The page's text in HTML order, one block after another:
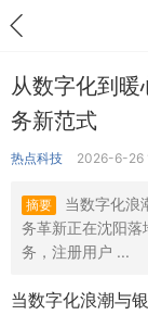
从数字化到暖
务新范式
热点科技 2026-6-26
摘要
当数字化浪
务革新正在沈阳
务，注册用户 ...
当数字化浪潮与